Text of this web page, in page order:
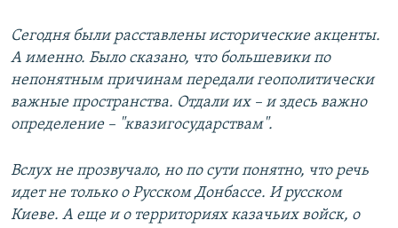
Сегодня были расставлены исторические акценты.
А именно. Было сказано, что большевики по
непонятным причинам передали геополитически
важные пространства. Отдали их – и здесь важно
определение – "квазигосударствам".
Вслух не прозвучало, но по сути понятно, что речь
идет не только о Русском Донбассе. И русском
Киеве. А еще и о территориях казачьих войск, о